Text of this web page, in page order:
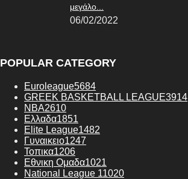
μεγάλο...
06/02/2022
POPULAR CATEGORY
Euroleague5684
GREEK BASKETBALL LEAGUE3914
NBA2610
Ελλαδα1851
Elite League1482
Γυναικειο1247
Τοπικα1206
Εθνικη Ομαδα1021
National League 11020